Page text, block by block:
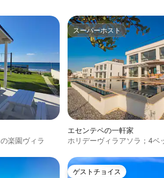
評価
楽園ヴィラ
スーパーホスト
スーパーホスト
エセンテペの一軒家
ホリデーヴィラアソラ；4ベ
す。 ゲストチョイス
ゲストチョイス